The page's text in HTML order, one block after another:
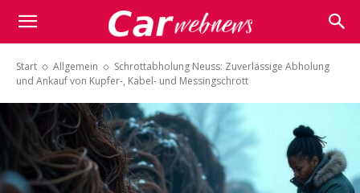
Carwebnews.com
Start Allgemein
Schrottabholung Neuss: Zuverlässige Abholung
und Ankauf von Kupfer-, Kabel- und Messingschrott